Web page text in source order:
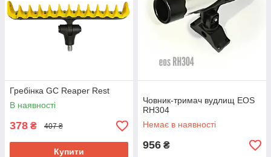
Гребінка GC Reaper Rest
В наявності
378 ₴ 407 ₴
Купити
Човник-тримач вудлищ EOS
RH304
Немає в наявності
956 ₴